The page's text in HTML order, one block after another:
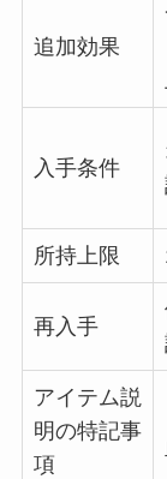
追加効果
入手条件
所持上限
再入手
アイテム説
明の特記事
項